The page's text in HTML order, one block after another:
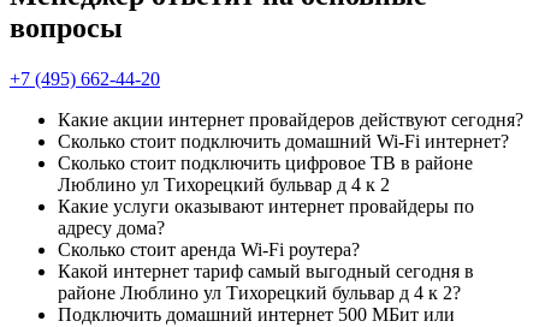
вопросы
+7 (495) 662-44-20
Какие акции интернет провайдеров действуют сегодня?
Сколько стоит подключить домашний Wi-Fi интернет?
Сколько стоит подключить цифровое ТВ в районе
Люблино ул Тихорецкий бульвар д 4 к 2
Какие услуги оказывают интернет провайдеры по
адресу дома?
Сколько стоит аренда Wi-Fi роутера?
Какой интернет тариф самый выгодный сегодня в
районе Люблино ул Тихорецкий бульвар д 4 к 2?
Подключить домашний интернет 500 МБит или